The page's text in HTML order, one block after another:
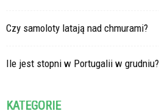
Czy samoloty latają nad chmurami?
Ile jest stopni w Portugalii w grudniu?
KATEGORIE